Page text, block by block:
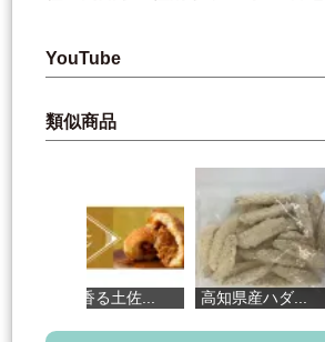
YouTube
類似商品
柚子香る土佐... 高知県産ハダ...